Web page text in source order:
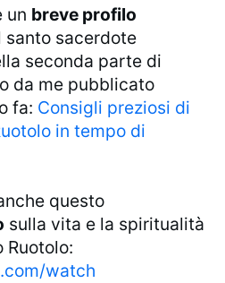
un breve profilo
santo sacerdote
seconda parte di
da me pubblicato
fa: Consigli preziosi di
in tempo di
questo
sulla vita e la spiritualità
Ruotolo:
watch